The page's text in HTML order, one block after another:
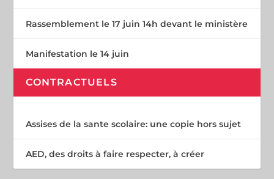
Rassemblement le 17 juin 14h devant le ministère
Manifestation le 14 juin
CONTRACTUELS
Assises de la sante scolaire: une copie hors sujet
AED, des droits à faire respecter, à créer